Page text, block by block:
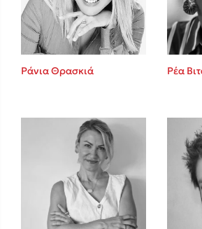
Το λιμάνι μου
Ράνια Θρασκιά Ρέα